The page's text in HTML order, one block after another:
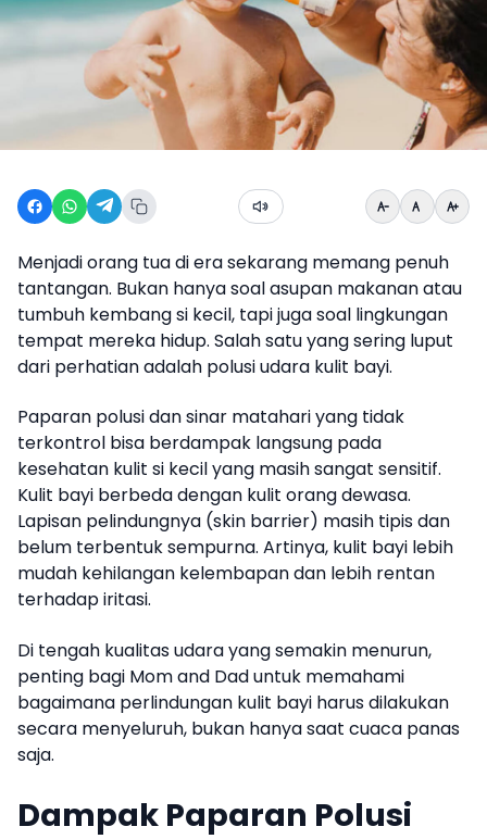
Menjadi orang tua di era sekarang memang penuh
tantangan. Bukan hanya soal asupan makanan atau
tumbuh kembang si kecil, tapi juga soal lingkungan
tempat mereka hidup. Salah satu yang sering luput
dari perhatian adalah polusi udara kulit bayi.
Paparan polusi dan sinar matahari yang tidak
terkontrol bisa berdampak langsung pada
kesehatan kulit si kecil yang masih sangat sensitif.
Kulit bayi berbeda dengan kulit orang dewasa.
Lapisan pelindungnya (skin barrier) masih tipis dan
belum terbentuk sempurna. Artinya, kulit bayi lebih
mudah kehilangan kelembapan dan lebih rentan
terhadap iritasi.
Di tengah kualitas udara yang semakin menurun,
penting bagi Mom and Dad untuk memahami
bagaimana perlindungan kulit bayi harus dilakukan
secara menyeluruh, bukan hanya saat cuaca panas
saja.
Dampak Paparan Polusi